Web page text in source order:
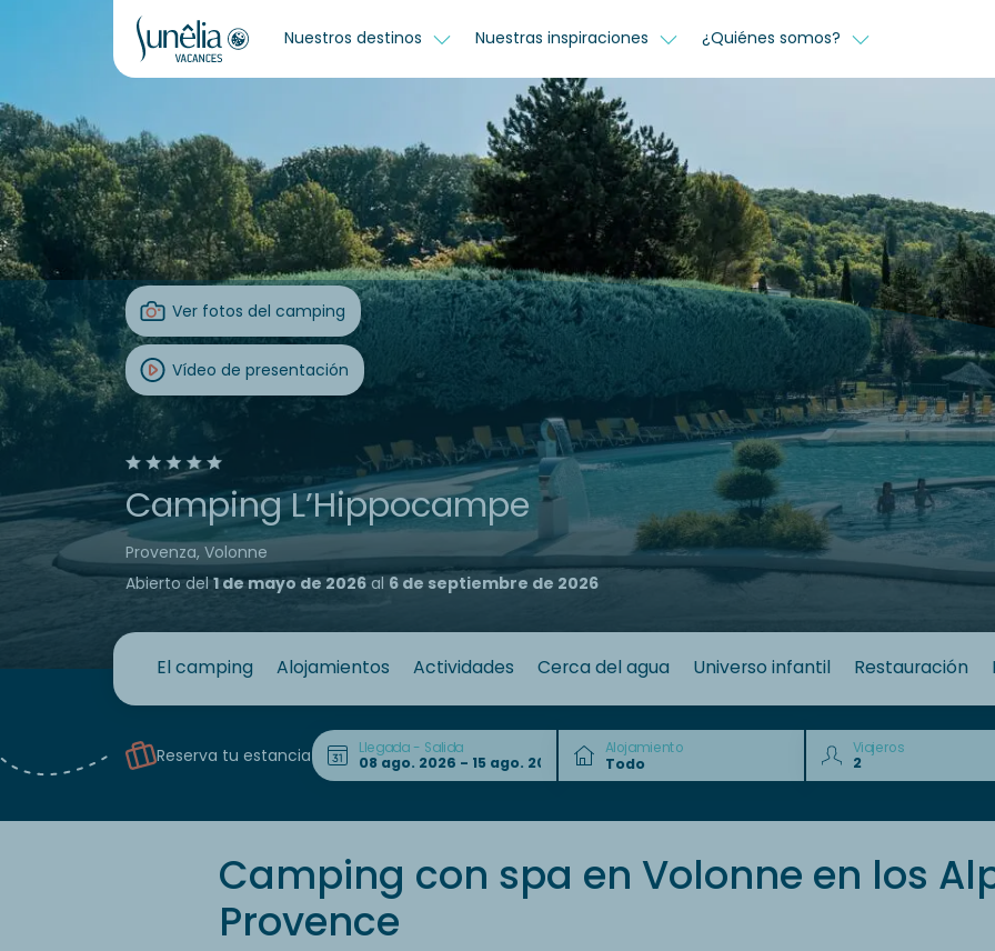
Nuestros destinos Nuestras inspiraciones ¿Quiénes somos?
Ver fotos del camping
Vídeo de presentación
Camping L’Hippocampe
Provenza, Volonne
Abierto del1 de mayo de 2026al 6 de septiembre de 2026
El camping Alojamientos Actividades Cerca del agua Universo infantil Restauración
Reserva tu estancia Llegada - Salida Alojamiento Viajeros
Camping con spa en Volonne en los
Provence